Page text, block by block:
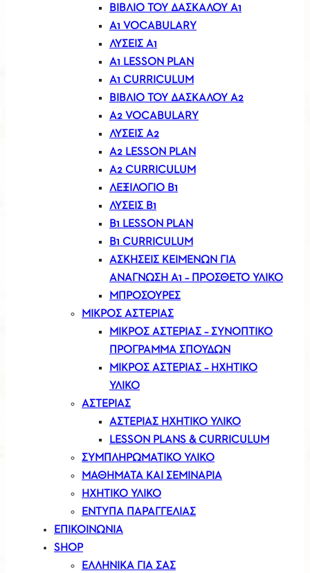
ΒΙΒΛΊΟ ΤΟΥ ΔΑΣΚΆΛΟΥ Α1
A1 VOCABULARY
ΛΎΣΕΙΣ Α1
A1 LESSON PLAN
A1 CURRICULUM
ΒΙΒΛΊΟ ΤΟΥ ΔΑΣΚΆΛΟΥ Α2
A2 VOCABULARY
ΛΎΣΕΙΣ Α2
A2 LESSON PLAN
A2 CURRICULUM
ΛΕΞΙΛΌΓΙΟ Β1
ΛΎΣΕΙΣ Β1
B1 LESSON PLAN
B1 CURRICULUM
ΑΣΚΉΣΕΙΣ ΚΕΙΜΈΝΩΝ ΓΙΑ
ΑΝΆΓΝΩΣΗ Α1 – ΠΡΌΣΘΕΤΟ ΥΛΙΚΌ
ΜΠΡΟΣΟΎΡΕΣ
ΜΙΚΡΟΣ ΑΣΤΕΡΙΑΣ
ΜΙΚΡΟΣ ΑΣΤΕΡΙΑΣ – ΣΥΝΟΠΤΙΚΌ
ΠΡΌΓΡΑΜΜΑ ΣΠΟΥΔΏΝ
ΜΙΚΡΟΣ ΑΣΤΕΡΙΑΣ – ΗΧΗΤΙΚΌ
ΥΛΙΚΌ
ΑΣΤΕΡΙΑΣ
ΑΣΤΕΡΙΑΣ ΗΧΗΤΙΚΟ ΥΛΙΚΟ
LESSON PLANS & CURRICULUM
ΣΥΜΠΛΗΡΩΜΑΤΙΚΟ ΥΛΙΚΟ
ΜΑΘΗΜΑΤΑ ΚΑΙ ΣΕΜΙΝΑΡΙΑ
ΗΧΗΤΙΚΟ ΥΛΙΚΟ
ΕΝΤΥΠΑ ΠΑΡΑΓΓΕΛΙΑΣ
ΕΠΙΚΟΙΝΩΝΙΑ
SHOP
ΕΛΛΗΝΙΚΑ ΓΙΑ ΣΑΣ